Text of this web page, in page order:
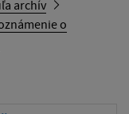
archív
o